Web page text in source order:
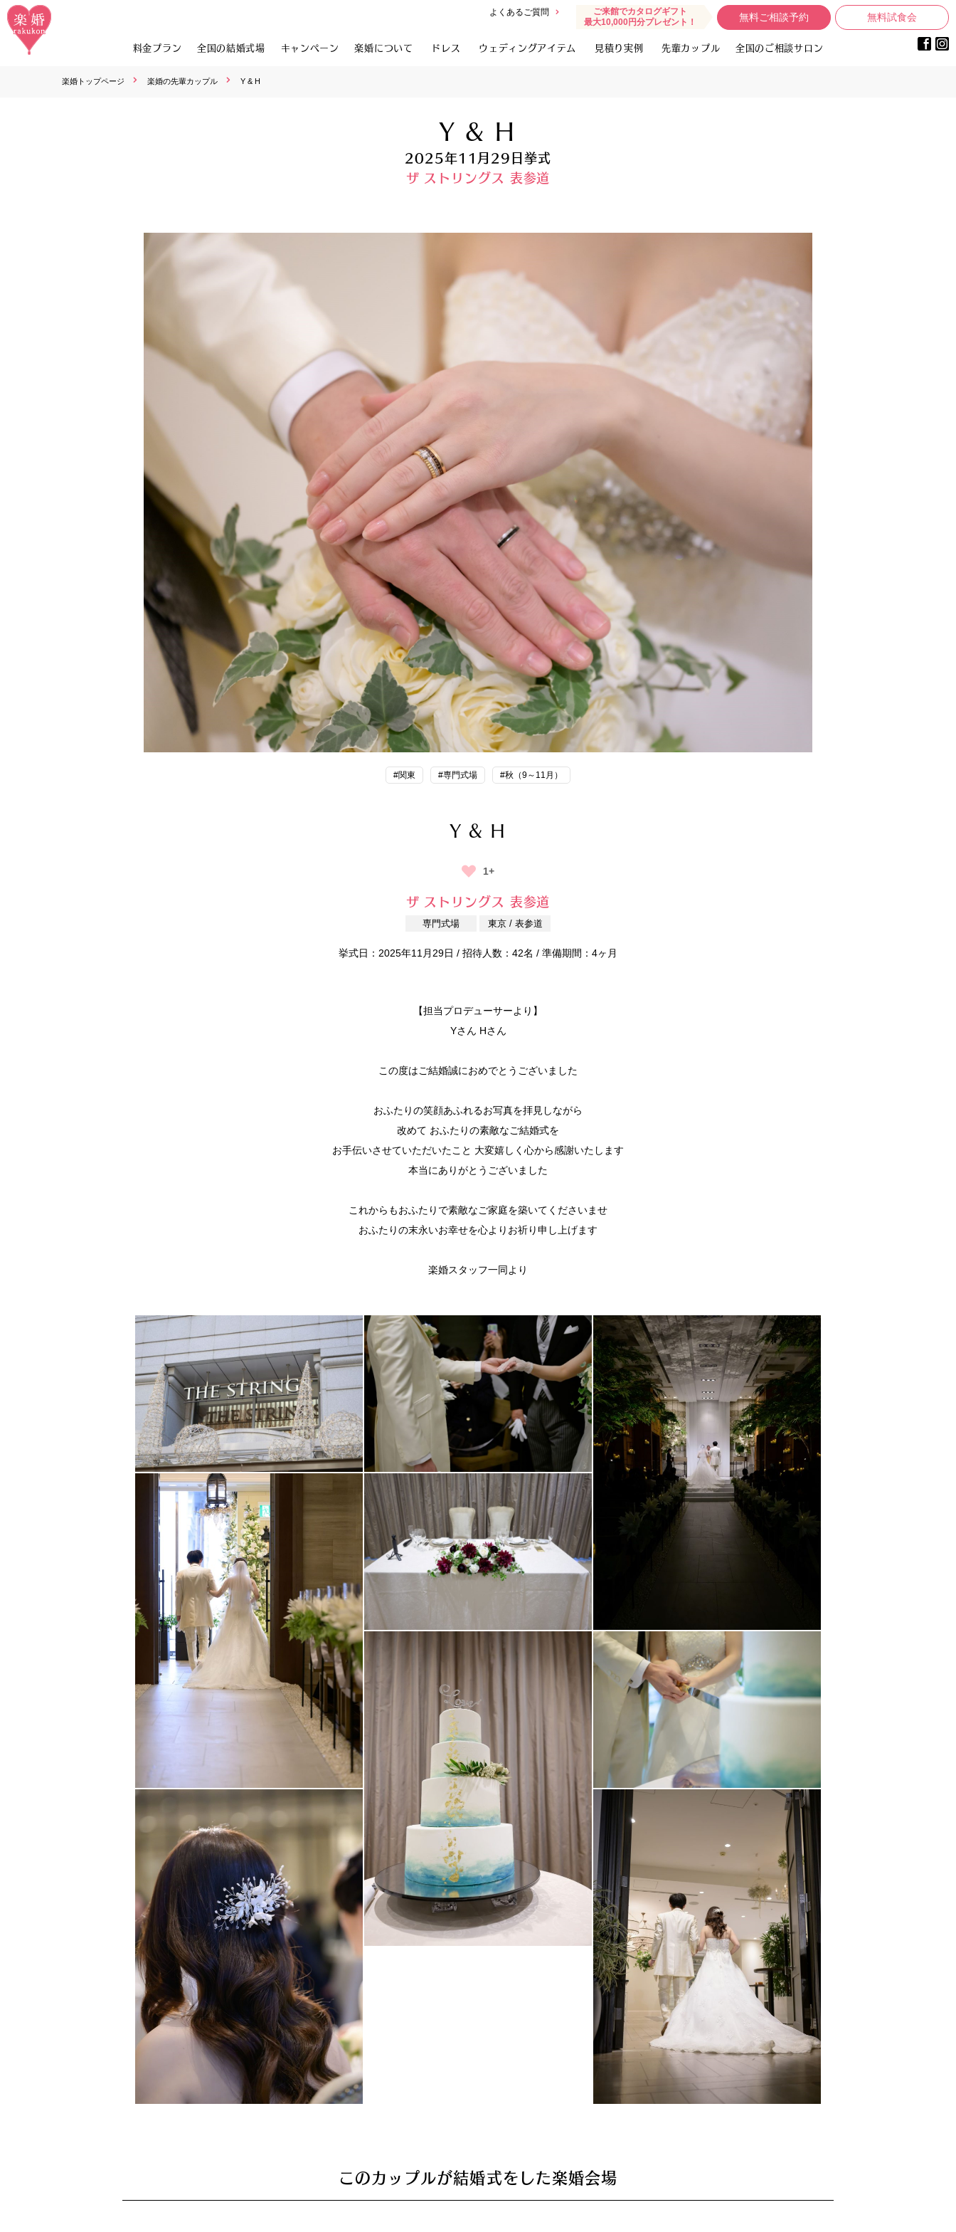
よくあるご質問
ご来館でカタログギフト
最大10,000円分プレゼント！
無料ご相談予約 無料試食会
料金プラン 全国の結婚式場 キャンペーン 楽婚について ドレス ウェディングアイテム 見積り実例 先輩カップル 全国のご相談サロン
楽婚トップページ 楽婚の先輩カップル Y & H
Y & H
2025年11月29日挙式
ザ ストリングス 表参道
#関東 #専門式場 #秋（9～11月）
Y & H
1+
ザ ストリングス 表参道
専門式場 東京 / 表参道
挙式日：2025年11月29日 / 招待人数：42名 / 準備期間：4ヶ月
【担当プロデューサーより】
Yさん Hさん
この度はご結婚誠におめでとうございました
おふたりの笑顔あふれるお写真を拝見しながら
改めて おふたりの素敵なご結婚式を
お手伝いさせていただいたこと 大変嬉しく心から感謝いたします
本当にありがとうございました
これからもおふたりで素敵なご家庭を築いてくださいませ
おふたりの末永いお幸せを心よりお祈り申し上げます
楽婚スタッフ一同より
このカップルが結婚式をした楽婚会場